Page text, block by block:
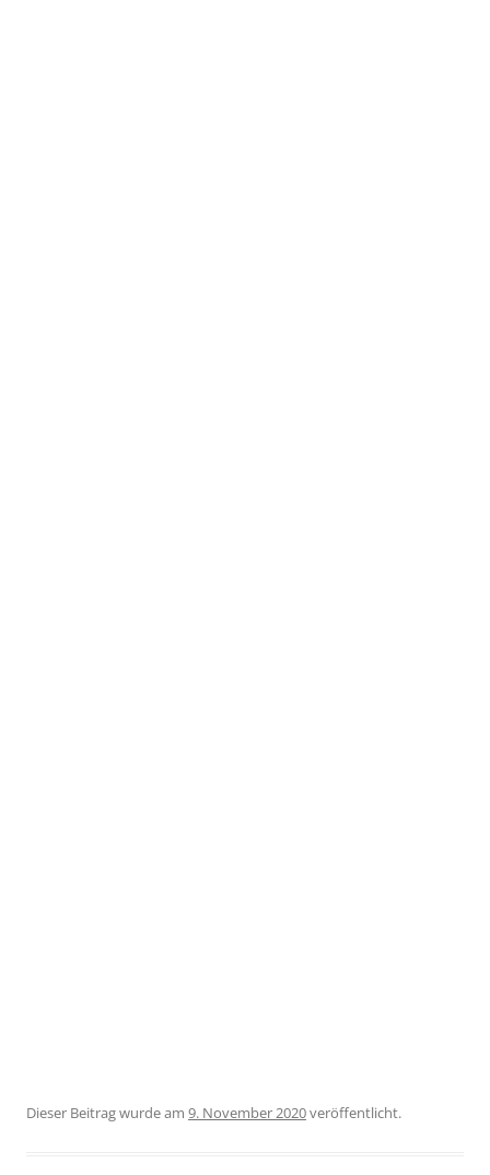
Dieser Beitrag wurdeam 9. November 2020veröffentlicht.